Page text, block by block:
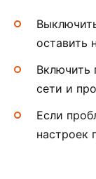
оставить
Включить
сети и
Если
настроек